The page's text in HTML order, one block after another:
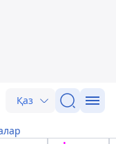
Қаз